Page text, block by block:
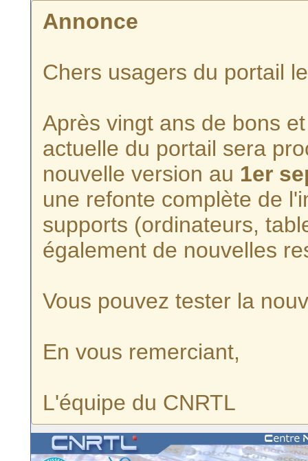
Annonce
Chers usagers du portail
Après vingt ans de bons
actuelle du portail sera
nouvelle version au 1er
une refonte complète de
supports (ordinateurs,
également de nouvelles
Vous pouvez tester la
En vous remerciant,
L'équipe du CNRTL